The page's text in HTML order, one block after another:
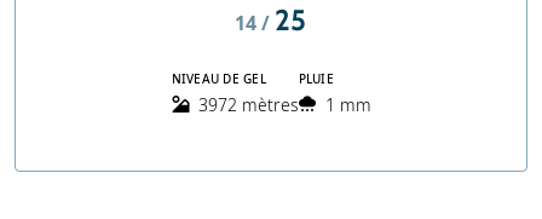
14 / 25
NIVEAU DE GEL
3972 mètres
PLUIE
1 mm